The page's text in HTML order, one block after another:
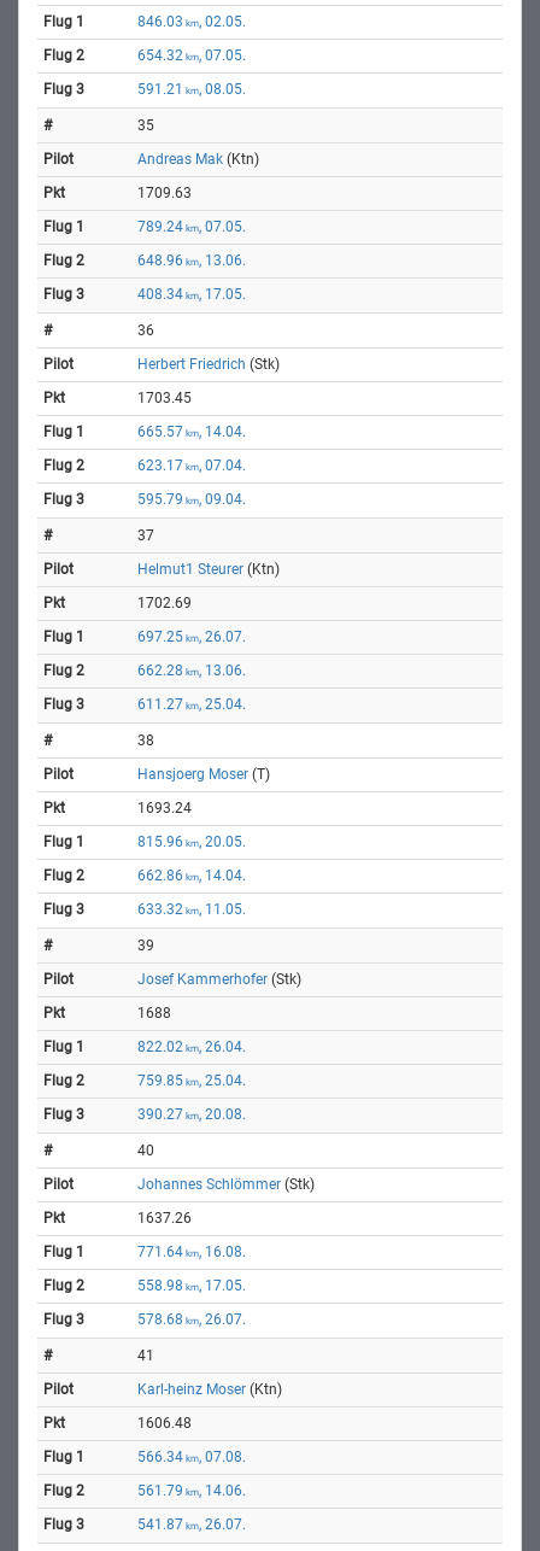
846.03 km, 02.05.
654.32 km, 07.05.
591.21 km, 08.05.
35
Andreas Mak (Ktn)
1709.63
789.24 km, 07.05.
648.96 km, 13.06.
408.34 km, 17.05.
36
Herbert Friedrich (Stk)
1703.45
665.57 km, 14.04.
623.17 km, 07.04.
595.79 km, 09.04.
37
Helmut1 Steurer (Ktn)
1702.69
697.25 km, 26.07.
662.28 km, 13.06.
611.27 km, 25.04.
38
Hansjoerg Moser (T)
1693.24
815.96 km, 20.05.
662.86 km, 14.04.
633.32 km, 11.05.
39
Josef Kammerhofer (Stk)
1688
822.02 km, 26.04.
759.85 km, 25.04.
390.27 km, 20.08.
40
Johannes Schlömmer (Stk)
1637.26
771.64 km, 16.08.
558.98 km, 17.05.
578.68 km, 26.07.
41
Karl-heinz Moser (Ktn)
1606.48
566.34 km, 07.08.
561.79 km, 14.06.
541.87 km, 26.07.